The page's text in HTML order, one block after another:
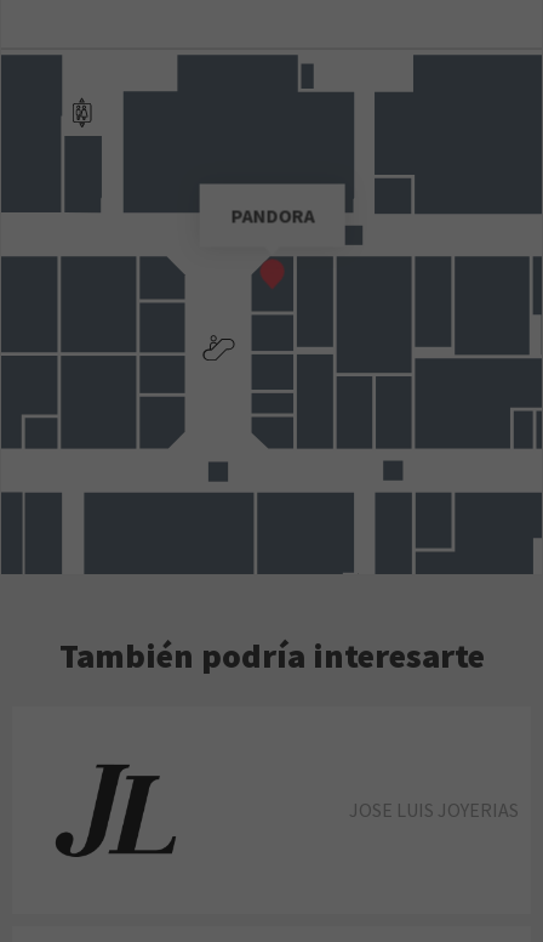
PANDORA
También podría interesarte
JOSE LUIS JOYERIAS